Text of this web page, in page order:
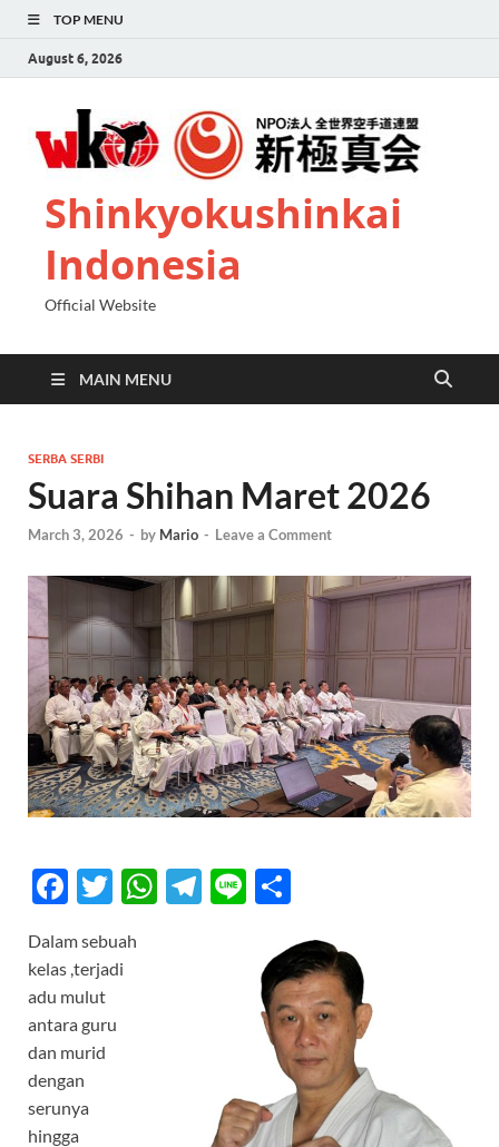
TOP MENU
August 6, 2026
Shinkyokushinkai
Indonesia
Official Website
MAIN MENU
SERBA SERBI
Suara Shihan Maret 2026
March 3, 2026 - by Mario - Leave a Comment
F
e
b
o
o
k
T
itt
W T
Li
e ar
e
Dalam sebuah
kelas ,terjadi
adu mulut
antara guru
dan murid
dengan
serunya
hingga